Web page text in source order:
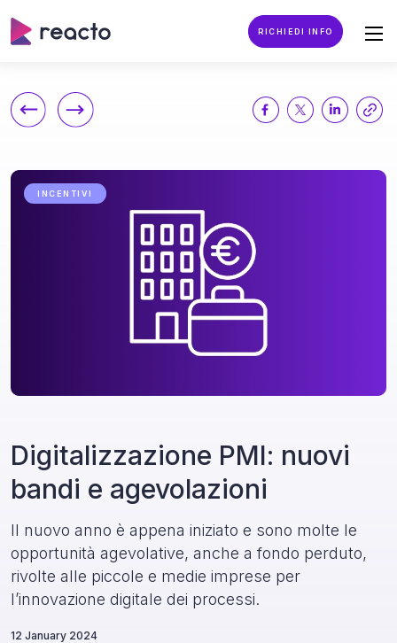
RICHIEDI INFO
INCENTIVI
Digitalizzazione PMI: nuovi
bandi e agevolazioni
Il nuovo anno è appena iniziato e sono molte le
opportunità agevolative, anche a fondo perduto,
rivolte alle piccole e medie imprese per
l’innovazione digitale dei processi.
12 January 2024